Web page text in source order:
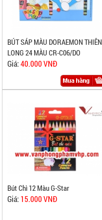
BÚT SÁP MÀU DORAEMON THIÊN
LONG 24 MÀU CR-C06/DO
Giá:40.000 VNĐ
Bút Chì 12 Màu G-Star
Giá: 15.000 VNĐ